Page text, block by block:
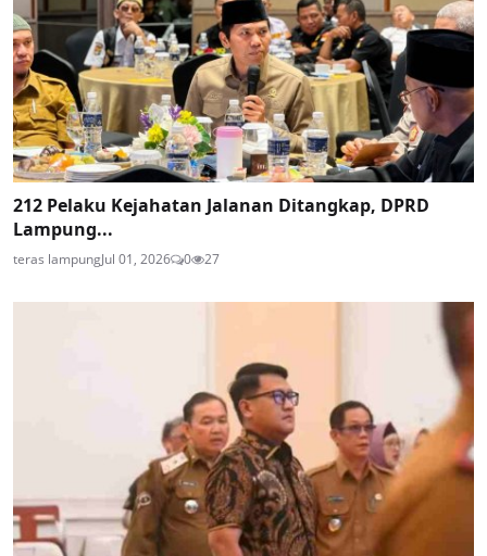
212 Pelaku Kejahatan Jalanan Ditangkap, DPRD
Lampung...
teras lampungJul 01, 2026 0 27